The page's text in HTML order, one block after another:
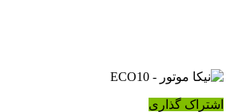
اشتراک گذاری